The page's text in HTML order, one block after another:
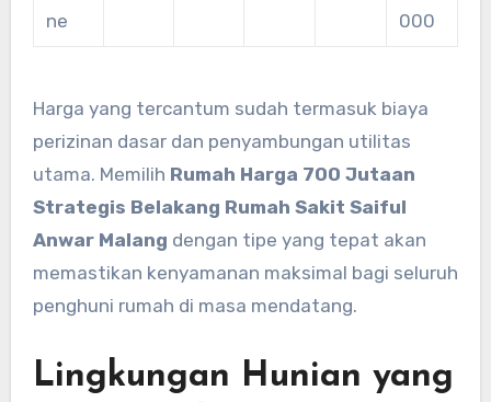
ne
000
Harga yang tercantum sudah termasuk biaya
perizinan dasar dan penyambungan utilitas
utama. Memilih Rumah Harga 700 Jutaan
Strategis Belakang Rumah Sakit Saiful
Anwar Malang dengan tipe yang tepat akan
memastikan kenyamanan maksimal bagi seluruh
penghuni rumah di masa mendatang.
Lingkungan Hunian yang